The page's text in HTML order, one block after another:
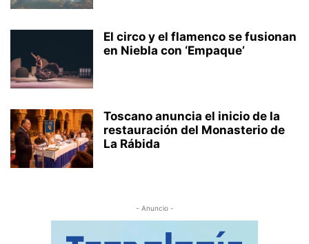
El circo y el flamenco se fusionan
en Niebla con ‘Empaque’
Toscano anuncia el inicio de la
restauración del Monasterio de
La Rábida
- Anuncio -